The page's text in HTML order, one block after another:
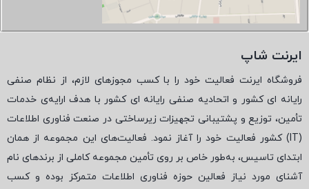
ایرنت شاپ
فروشگاه ایرنت فعالیت خود را با کسب مجوزهای لازم، از نظام صنفی
رایانه ای کشور و اتحادیه صنفی رایانه ای کشور با هدف ارایه‌ی خدمات
تأمین، توزیع و پشتیبانی تجهیزات زیرساختی در صنعت فناوری اطلاعات
(
IT) کشور فعالیت خود را آغاز نمود. فعالیت‌های این مجموعه از همان
ابتدای تاسیس، به‌طور خاص بر روی تأمین مجموعه کاملی از برندهای نام
آشنای مورد نیاز فعالین حوزه فناوری اطلاعات متمرکز بوده و کسب